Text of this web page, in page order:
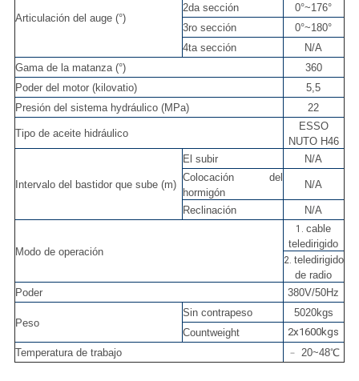
Articulación del auge (°)
2da sección
0°~176°
3ro sección
0°~180°
4ta sección
N/A
Gama de la matanza (°)
360
Poder del motor (kilovatio)
5,5
Presión del sistema hydráulico (MPa)
22
Tipo de aceite hidráulico
ESSO
NUTO H46
Intervalo del bastidor que sube (m)
El subir
N/A
Colocación del
hormigón
N/A
Reclinación N/A
Modo de operación
1.cable
teledirigido
2. teledirigido
de radio
Poder
380V/50Hz
Peso
Sin contrapeso
5020kgs
Countweight
2x1600kgs
Temperatura de trabajo
﹣ 20~48℃